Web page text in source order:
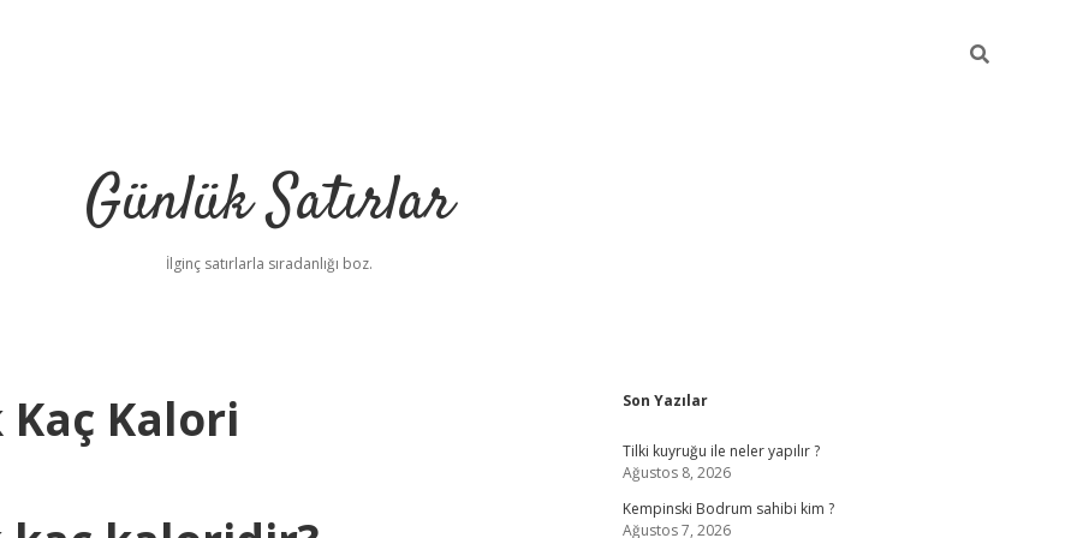
Günlük Satırlar
İlginç satırlarla sıradanlığı boz.
Kalori
Sidebar
Son Yazılar
Tilki kuyruğu ile neler yapılır ?
Ağustos 8, 2026
Kempinski Bodrum sahibi kim ?
Ağustos 7, 2026